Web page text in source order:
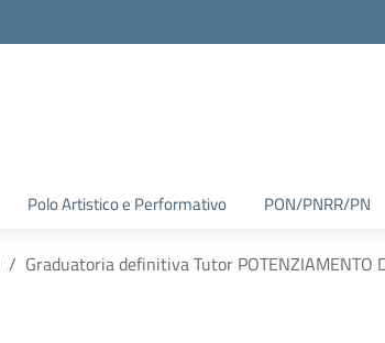
Polo Artistico e Performativo PON/PNRR/PN
Graduatoria definitiva Tutor POTENZIAMENTO